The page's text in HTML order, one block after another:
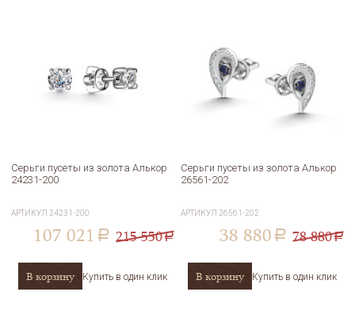
Серьги пусеты из золота Алькор
24231-200
АРТИКУЛ 24231-200
107 021 a 215 550a
В корзину Купить в один клик
Серьги пусеты из золота Алькор
26561-202
АРТИКУЛ 26561-202
38 880 a 78 880a
В корзину Купить в один клик